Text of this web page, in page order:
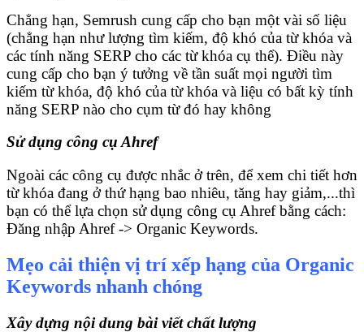
Chẳng hạn, Semrush cung cấp cho bạn một vài số liệu
(chẳng hạn như lượng tìm kiếm, độ khó của từ khóa và
các tính năng SERP cho các từ khóa cụ thể). Điều này
cung cấp cho bạn ý tưởng về tần suất mọi người tìm
kiếm từ khóa, độ khó của từ khóa và liệu có bất kỳ tính
năng SERP nào cho cụm từ đó hay không
Sử dụng công cụ Ahref
Ngoài các công cụ được nhắc ở trên, để xem chi tiết hơn
từ khóa đang ở thứ hạng bao nhiêu, tăng hay giảm,...thì
bạn có thể lựa chọn sử dụng công cụ Ahref bằng cách:
Đăng nhập Ahref -> Organic Keywords.
Mẹo cải thiện vị trí xếp hạng của Organic
Keywords nhanh chóng
Xây dựng nội dung bài viết chất lượng